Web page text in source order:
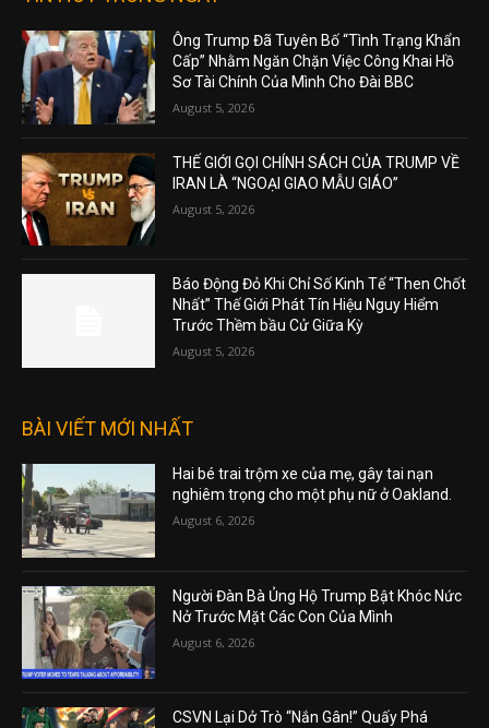
Ông Trump Đã Tuyên Bố “Tình Trạng Khẩn
Cấp” Nhằm Ngăn Chặn Việc Công Khai Hồ
Sơ Tài Chính Của Mình Cho Đài BBC
August 5, 2026
THẾ GIỚI GỌI CHÍNH SÁCH CỦA TRUMP VỀ
IRAN LÀ “NGOẠI GIAO MẪU GIÁO”
August 5, 2026
Báo Động Đỏ Khi Chỉ Số Kinh Tế “Then Chốt
Nhất” Thế Giới Phát Tín Hiệu Nguy Hiểm
Trước Thềm bầu Cử Giữa Kỳ
August 5, 2026
BÀI VIẾT MỚI NHẤT
Hai bé trai trộm xe của mẹ, gây tai nạn
nghiêm trọng cho một phụ nữ ở Oakland.
August 6, 2026
Người Đàn Bà Ủng Hộ Trump Bật Khóc Nức
Nở Trước Mặt Các Con Của Mình
August 6, 2026
CSVN Lại Dở Trò “Nắn Gân!” Quấy Phá